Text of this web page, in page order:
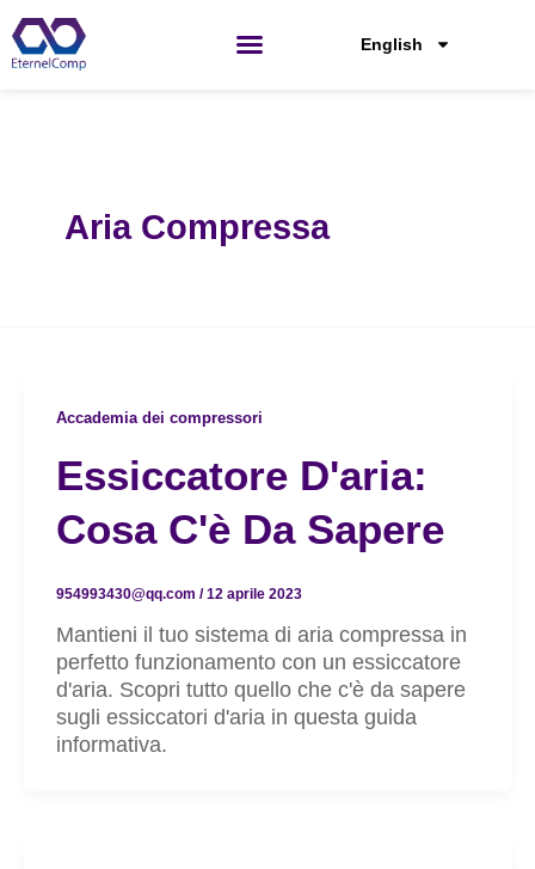
Passa
al
contenuto
English
Aria Compressa
Accademia dei compressori
Essiccatore D'aria:
Cosa C'è Da Sapere
954993430@qq.com /12 aprile 2023
Mantieni il tuo sistema di aria compressa in
perfetto funzionamento con un essiccatore
d'aria. Scopri tutto quello che c'è da sapere
sugli essiccatori d'aria in questa guida
informativa.